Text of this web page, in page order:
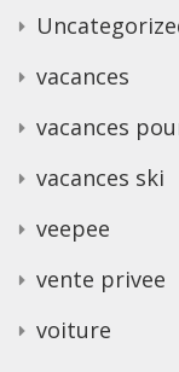
vacances
vacances
vacances ski
veepee
vente privee
voiture